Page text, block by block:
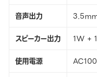
音声出力
スピーカー出力
1W +
使用電源